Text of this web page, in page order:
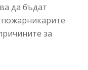
да бъдат
за